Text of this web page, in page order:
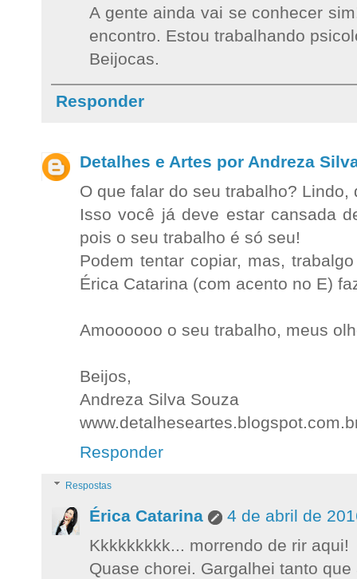
A gente ainda vai se conhecer
encontro. Estou trabalhando
Beijocas.
Responder
Detalhes e Artes por Andreza
O que falar do seu trabalho?
Isso você já deve estar cansada
pois o seu trabalho é só seu!
Podem tentar copiar, mas,
Érica Catarina (com acento no E)
Amoooooo o seu trabalho, meus
Beijos,
Andreza Silva Souza
Responder
Respostas
Érica Catarina
4 de abril de
Kkkkkkkkk... morrendo de rir aqui!
Quase chorei. Gargalhei tanto